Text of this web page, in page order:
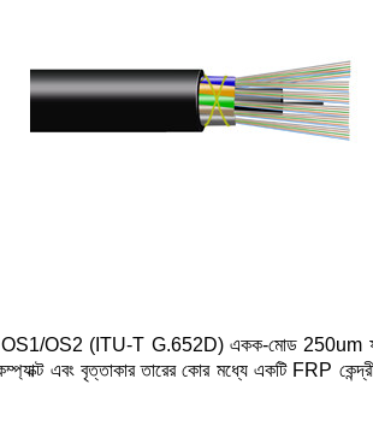
OS1/OS2 (ITU-T G.652D) একক-মোড 250um
এবং বৃত্তাকার তারের কোর মধ্যে একটি FRP